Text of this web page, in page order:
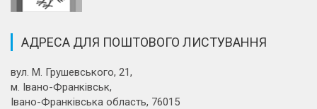
АДРЕСА ДЛЯ ПОШТОВОГО ЛИСТУВАННЯ
вул. М. Грушевського, 21,
м. Івано-Франківськ,
Івано-Франківська область, 76015